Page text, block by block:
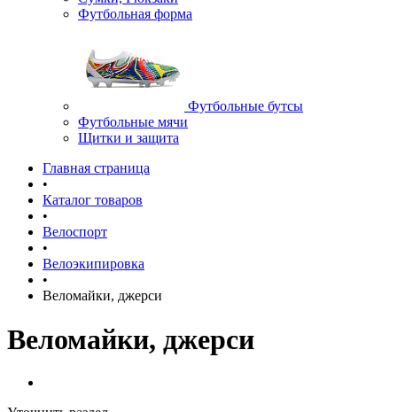
Футбольная форма
Футбольные бутсы
Футбольные мячи
Щитки и защита
Главная страница
•
Каталог товаров
•
Велоспорт
•
Велоэкипировка
•
Веломайки, джерси
Веломайки, джерси